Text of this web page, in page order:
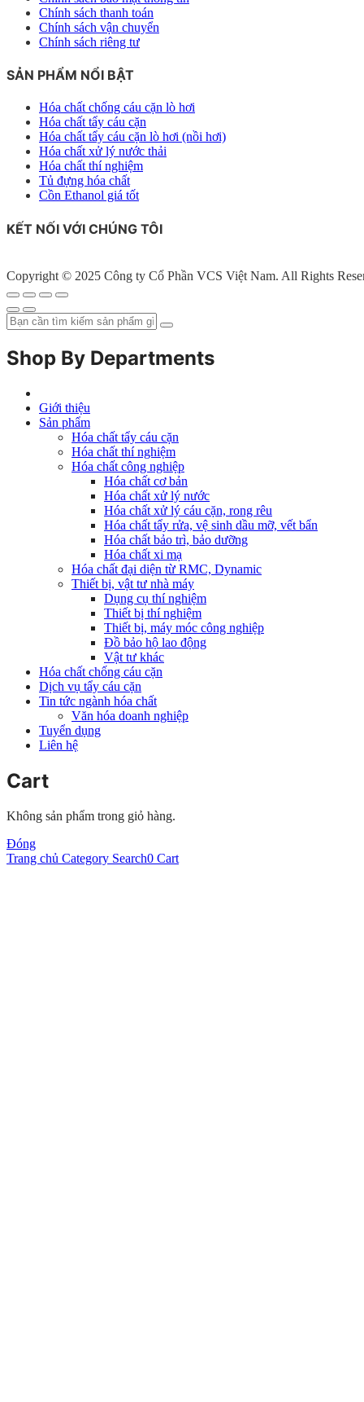
Chính sách thanh toán
Chính sách vận chuyển
Chính sách riêng tư
SẢN PHẨM NỔI BẬT
Hóa chất chống cáu cặn lò hơi
Hóa chất tẩy cáu cặn
Hóa chất tẩy cáu cặn lò hơi (nồi hơi)
Hóa chất xử lý nước thải
Hóa chất thí nghiệm
Tủ đựng hóa chất
Cồn Ethanol giá tốt
KẾT NỐI VỚI CHÚNG TÔI
Copyright © 2025 Công ty Cổ Phần VCS Việt Nam. All Rights
Shop By Departments
Giới thiệu
Sản phẩm
Hóa chất tẩy cáu cặn
Hóa chất thí nghiệm
Hóa chất công nghiệp
Hóa chất cơ bản
Hóa chất xử lý nước
Hóa chất xử lý cáu cặn, rong rêu
Hóa chất tẩy rửa, vệ sinh dầu mỡ, vết bẩn
Hóa chất bảo trì, bảo dưỡng
Hóa chất xi mạ
Hóa chất đại diện từ RMC, Dynamic
Thiết bị, vật tư nhà máy
Dụng cụ thí nghiệm
Thiết bị thí nghiệm
Thiết bị, máy móc công nghiệp
Đồ bảo hộ lao động
Vật tư khác
Hóa chất chống cáu cặn
Dịch vụ tẩy cáu cặn
Tin tức ngành hóa chất
Văn hóa doanh nghiệp
Tuyển dụng
Liên hệ
Cart
Không sản phẩm trong giỏ hàng.
Đóng
Trang chủ Category Search0 Cart